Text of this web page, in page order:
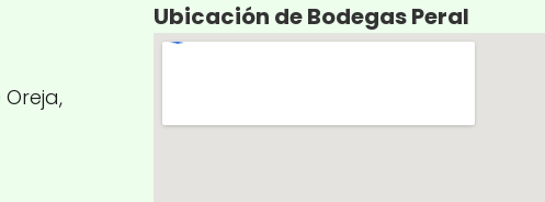
Ubicación de Bodegas Peral